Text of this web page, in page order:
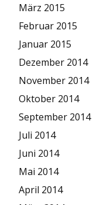
März 2015
Februar 2015
Januar 2015
Dezember 2014
November 2014
Oktober 2014
September 2014
Juli 2014
Juni 2014
Mai 2014
April 2014